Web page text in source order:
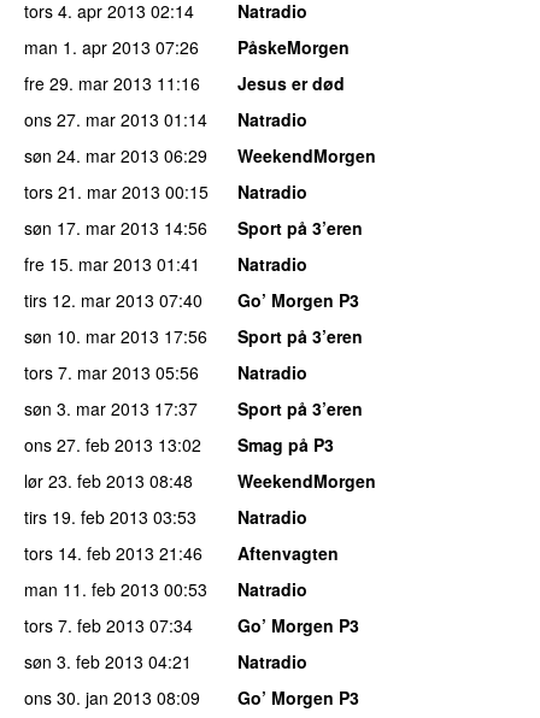
tors 4. apr 2013 02:14
Natradio
man 1. apr 2013 07:26
PåskeMorgen
fre 29. mar 2013 11:16
Jesus er død
ons 27. mar 2013 01:14
Natradio
søn 24. mar 2013 06:29
WeekendMorgen
tors 21. mar 2013 00:15
Natradio
søn 17. mar 2013 14:56
Sport på 3’eren
fre 15. mar 2013 01:41
Natradio
tirs 12. mar 2013 07:40
Go’ Morgen P3
søn 10. mar 2013 17:56
Sport på 3’eren
tors 7. mar 2013 05:56
Natradio
søn 3. mar 2013 17:37
Sport på 3’eren
ons 27. feb 2013 13:02
Smag på P3
lør 23. feb 2013 08:48
WeekendMorgen
tirs 19. feb 2013 03:53
Natradio
tors 14. feb 2013 21:46
Aftenvagten
man 11. feb 2013 00:53
Natradio
tors 7. feb 2013 07:34
Go’ Morgen P3
søn 3. feb 2013 04:21
Natradio
ons 30. jan 2013 08:09
Go’ Morgen P3